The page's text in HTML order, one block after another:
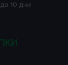
10 дни